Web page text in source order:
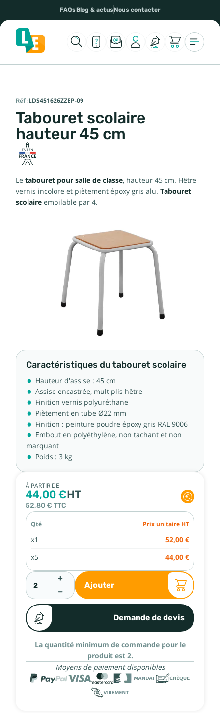
FAQsBlog & actusNous contacter
Réf :LDS451626ZZEP-09
Tabouret scolaire
hauteur 45 cm
Le tabouret pour salle de classe, hauteur 45 cm. Hêtre
vernis incolore et piètement époxy gris alu. Tabouret
scolaire empilable par 4.
Caractéristiques du tabouret scolaire
Hauteur d'assise : 45 cm
Assise encastrée, multiplis hêtre
Finition vernis polyuréthane
Piètement en tube Ø22 mm
Finition : peinture poudre époxy gris RAL 9006
Embout en polyéthylène, non tachant et non
marquant
Poids : 3 kg
À PARTIR DE
44,00 €HT
52,80 € TTC
Qté Prix unitaire HT
x1 52,00 €
x5 44,00 €
+
−
Ajouter
Demande de devis
La quantité minimum de commande pour le
produit est 2.
Moyens de paiement disponibles